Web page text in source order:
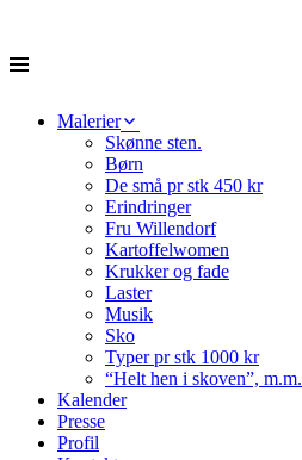
Jonna Stenvad
Menu
Skip
Malerier
Skønne sten.
Børn
De små pr stk 450 kr
Erindringer
Fru Willendorf
Kartoffelwomen
Krukker og fade
Laster
Musik
Sko
Typer pr stk 1000 kr
“Helt hen i skoven”, m.m.
Kalender
Presse
Profil